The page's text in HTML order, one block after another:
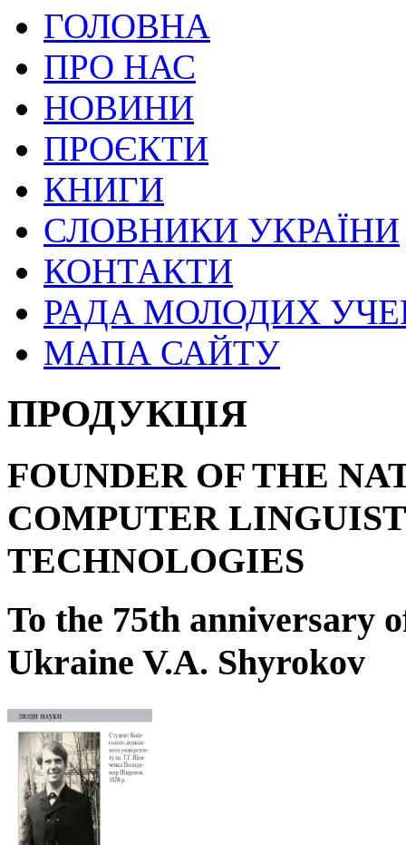
ГОЛОВНА
ПРО НАС
НОВИНИ
ПРОЄКТИ
КНИГИ
СЛОВНИКИ УКРАЇНИ
КОНТАКТИ
РАДА МОЛОДИХ
МАПА САЙТУ
ПРОДУКЦІЯ
FOUNDER OF THE
COMPUTER
TECHNOLOGIES
To the 75th anniversary
Ukraine V.A. Shyrokov